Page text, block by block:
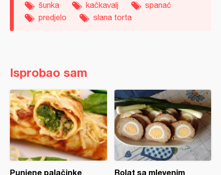
šunka kačkavalj
spanać
predjelo
slana torta
Isprobao sam
Punjene palačinke
Rolat sa mlevenim